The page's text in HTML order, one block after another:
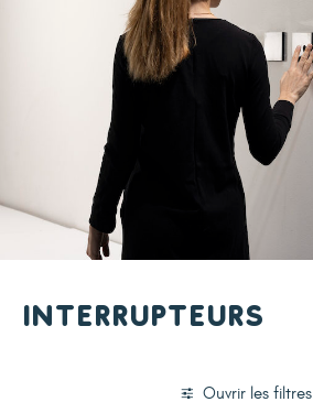
Interrupteurs
Ouvrir les filtres